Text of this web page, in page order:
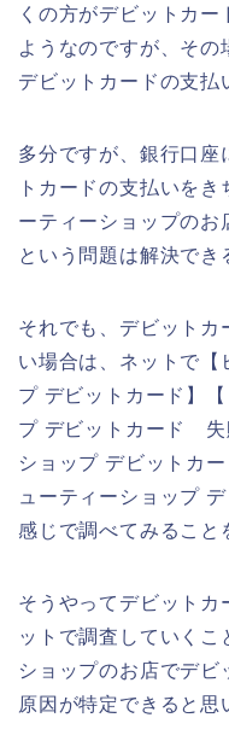
くの方がデビットカ
ようなのですが、その
デビットカードの支払
多分ですが、銀行口座
トカードの支払いを
ーティーショップのお
という問題は解決でき
それでも、デビットカ
い場合は、ネットで【
プ デビットカード】
プ デビットカード 失
ショップ デビットカ
ューティーショップ
感じで調べてみること
そうやってデビットカ
ットで調査していくこ
ショップのお店でデ
原因が特定できると思